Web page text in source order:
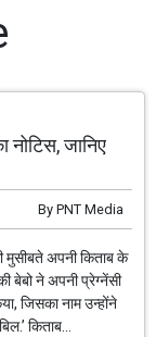
नोटिस, जानिए
By PNT Media
मुसीबते अपनी किताब के
बेबो ने अपनी प्रेग्नेंसी
जिसका नाम उन्होंने
किताब...